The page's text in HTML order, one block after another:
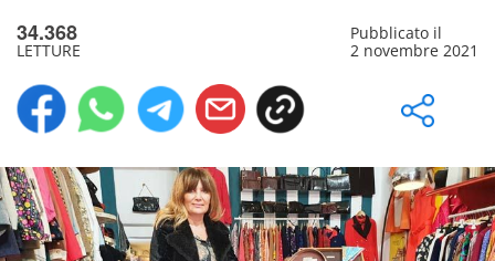
34.368
LETTURE
Pubblicato il
2 novembre 2021